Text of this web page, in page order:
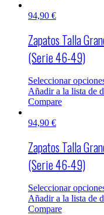
94,90 €
Zapatos Talla
(Serie 46-49)
Seleccionar
Añadir a la lista de
Compare
94,90 €
Zapatos Talla
(Serie 46-49)
Seleccionar
Añadir a la lista de
Compare